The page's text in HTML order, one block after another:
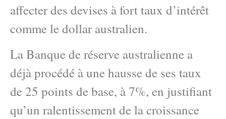
affecter des devises à fort taux d’intérêt
comme le dollar australien.
La Banque de réserve australienne a
déjà procédé à une hausse de ses taux
de 25 points de base, à 7%, en justifiant
qu’un ralentissement de la croissance